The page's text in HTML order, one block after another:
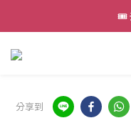
💰
🎟️
💰
分享到